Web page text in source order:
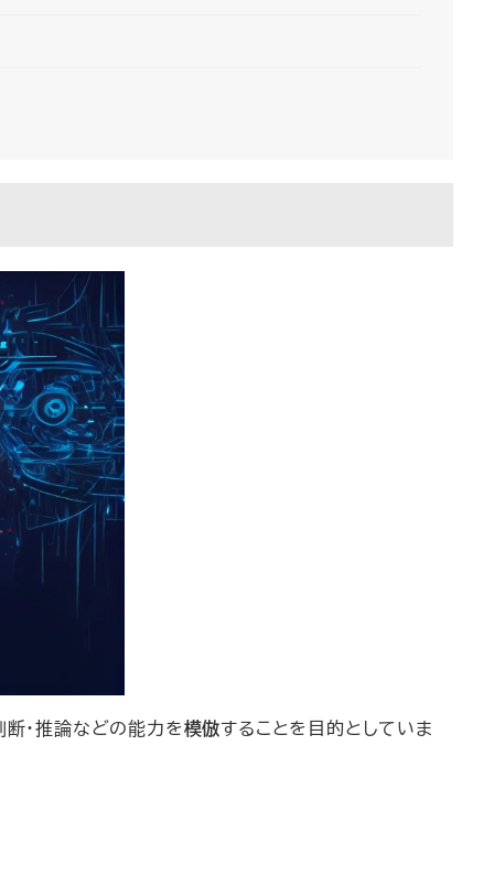
・推論などの能力を模倣することを目的としていま